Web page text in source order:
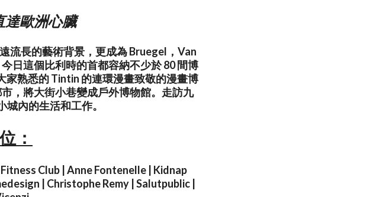
達歐洲心臟
流長的藝術背景，更成為 Bruegel，Van
日這個比利時的首都容納不少於 80 間博
家熟悉的 Tintin 的連環漫畫致敬的漫畫博
，將大街小巷變成戶外博物館。走訪九
內的生活和工作。
：
Club | Anne Fontenelle | Kidnap
| Christophe Remy | Salutpublic |